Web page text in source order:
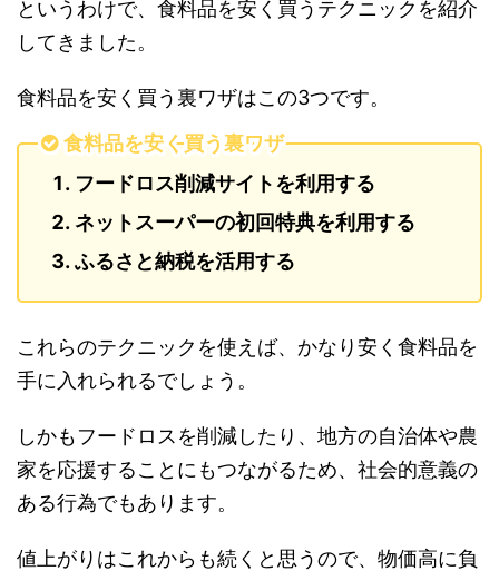
というわけで、食料品を安く買うテクニックを紹介
してきました。
食料品を安く買う裏ワザはこの3つです。
食料品を安く買う裏ワザ
フードロス削減サイトを利用する
ネットスーパーの初回特典を利用する
ふるさと納税を活用する
これらのテクニックを使えば、かなり安く食料品を
手に入れられるでしょう。
しかもフードロスを削減したり、地方の自治体や農
家を応援することにもつながるため、社会的意義の
ある行為でもあります。
値上がりはこれからも続くと思うので、物価高に負